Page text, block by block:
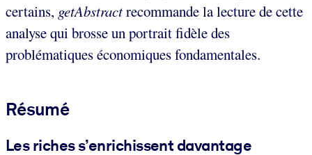
certains, getAbstractrecommande la lecture de cette
analyse qui brosse un portrait fidèle des
problématiques économiques fondamentales.
Résumé
Les riches s’enrichissent davantage